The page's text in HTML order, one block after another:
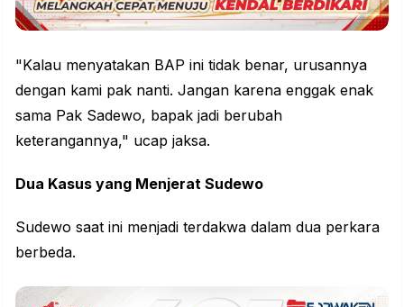
"Kalau menyatakan BAP ini tidak benar, urusannya
dengan kami pak nanti. Jangan karena enggak enak
sama Pak Sadewo, bapak jadi berubah
keterangannya," ucap jaksa.
Dua Kasus yang Menjerat Sudewo
Sudewo saat ini menjadi terdakwa dalam dua perkara
berbeda.